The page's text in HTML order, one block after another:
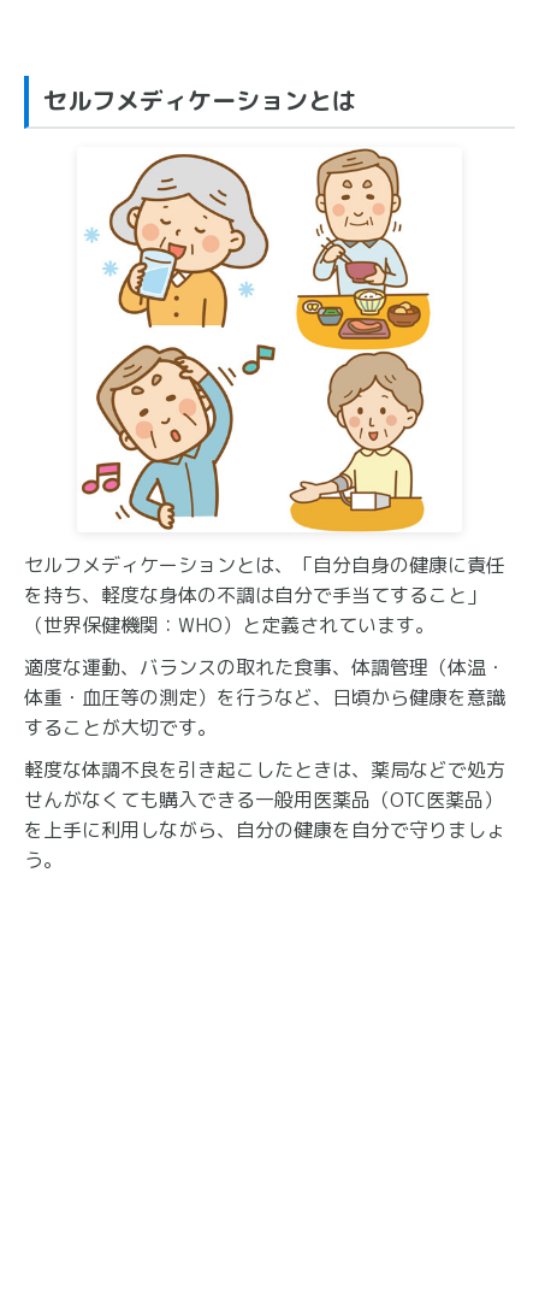
セルフメディケーションとは
セルフメディケーションとは、「自分自身の健康に責任
を持ち、軽度な身体の不調は自分で手当てすること」
（世界保健機関：WHO）と定義されています。
適度な運動、バランスの取れた食事、体調管理（体温・
体重・血圧等の測定）を行うなど、日頃から健康を意識
することが大切です。
軽度な体調不良を引き起こしたときは、薬局などで処方
せんがなくても購入できる一般用医薬品（OTC医薬品）
を上手に利用しながら、自分の健康を自分で守りましょ
う。